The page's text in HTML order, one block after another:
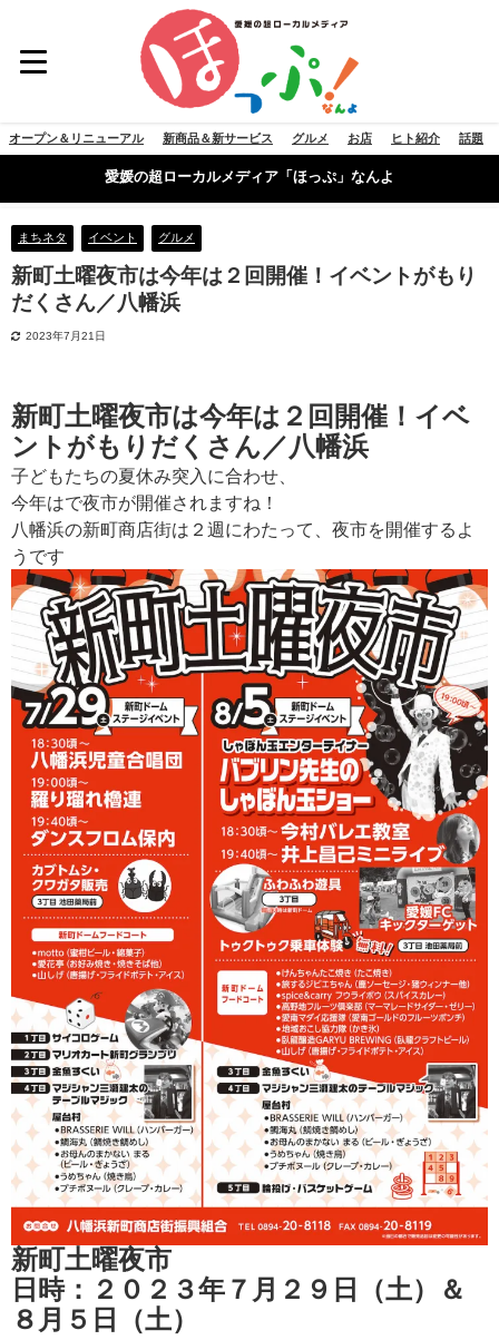
オープン＆リニューアル 新商品＆新サービス グルメ お店 ヒト紹介 話題
愛媛の超ローカルメディア「ほっぷ」なんよ
まちネタ イベント グルメ
新町土曜夜市は今年は２回開催！イベントがもり
だくさん／八幡浜
2023年7月21日
新町土曜夜市は今年は２回開催！イベ
ントがもりだくさん／八幡浜
子どもたちの夏休み突入に合わせ、
今年はで夜市が開催されますね！
八幡浜の新町商店街は２週にわたって、夜市を開催するよ
うです
新町土曜夜市
日時：２０２３年７月２９日（土）＆
８月５日（土）